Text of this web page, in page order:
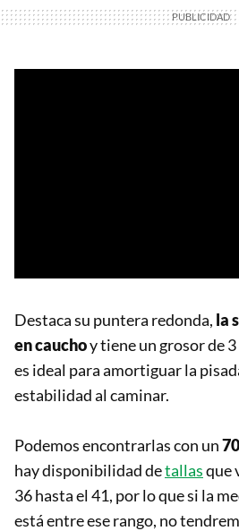
Destaca su puntera redonda, la
en cauchoy tiene un grosor de
es ideal para amortiguar la
estabilidad al caminar.
Podemos encontrarlas con un
hay disponibilidad detallasque
36 hasta el 41, por lo que si la
está entre ese rango, no